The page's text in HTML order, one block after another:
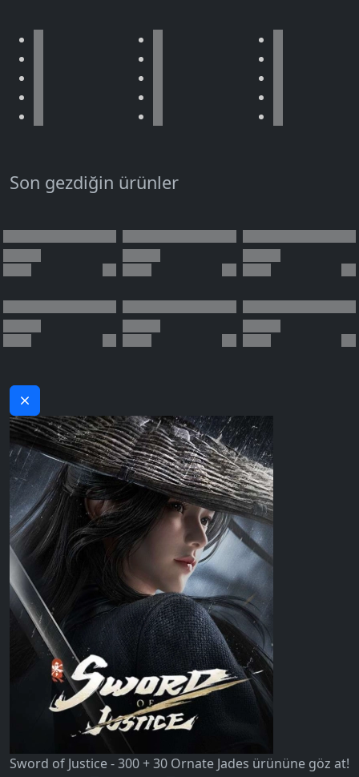
Son gezdiğin ürünler
Sword of Justice - 300 + 30 Ornate Jades ürününe göz at!